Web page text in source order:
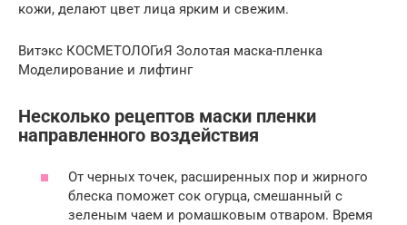
кожи, делают цвет лица ярким и свежим.
Витэкс КОСМЕТОЛОГиЯ Золотая маска-пленка
Моделирование и лифтинг
Несколько рецептов маски пленки
направленного воздействия
От черных точек, расширенных пор и жирного
блеска поможет сок огурца, смешанный с
зеленым чаем и ромашковым отваром. Время